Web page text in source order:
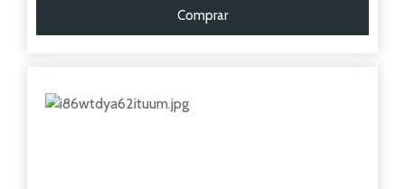
Comprar